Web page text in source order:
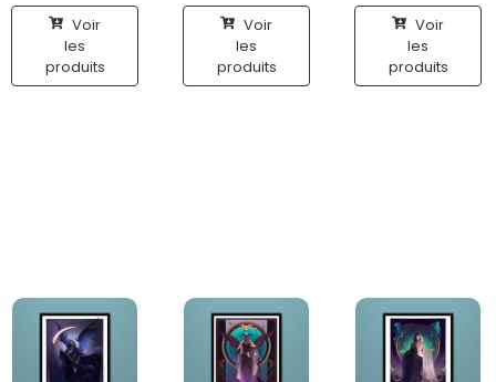
Voir
les
produits
Voir
les
produits
Voir
les
produits